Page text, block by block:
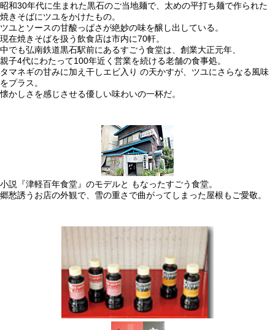
昭和30年代に生まれた黒石のご当地麺で、太めの平打ち麺で作られた
焼きそばにツユをかけたもの。
ツユとソースの甘酸っぱさが絶妙の味を醸し出している。
現在焼きそばを扱う飲食店は市内に70軒。
中でも弘南鉄道黒石駅前にあるすごう食堂は、創業大正元年、
親子4代にわたって100年近く営業を続ける老舗の食事処。
タマネギの甘みに加え干しエビ入り の天かすが、ツユにさらなる風味
をプラス。
懐かしさを感じさせる優しい味わいの一杯だ。
小説『津軽百年食堂』のモデルと もなったすごう食堂。
郷愁誘うお店の外観で、雪の重さで曲がってしまった屋根もご愛敬。